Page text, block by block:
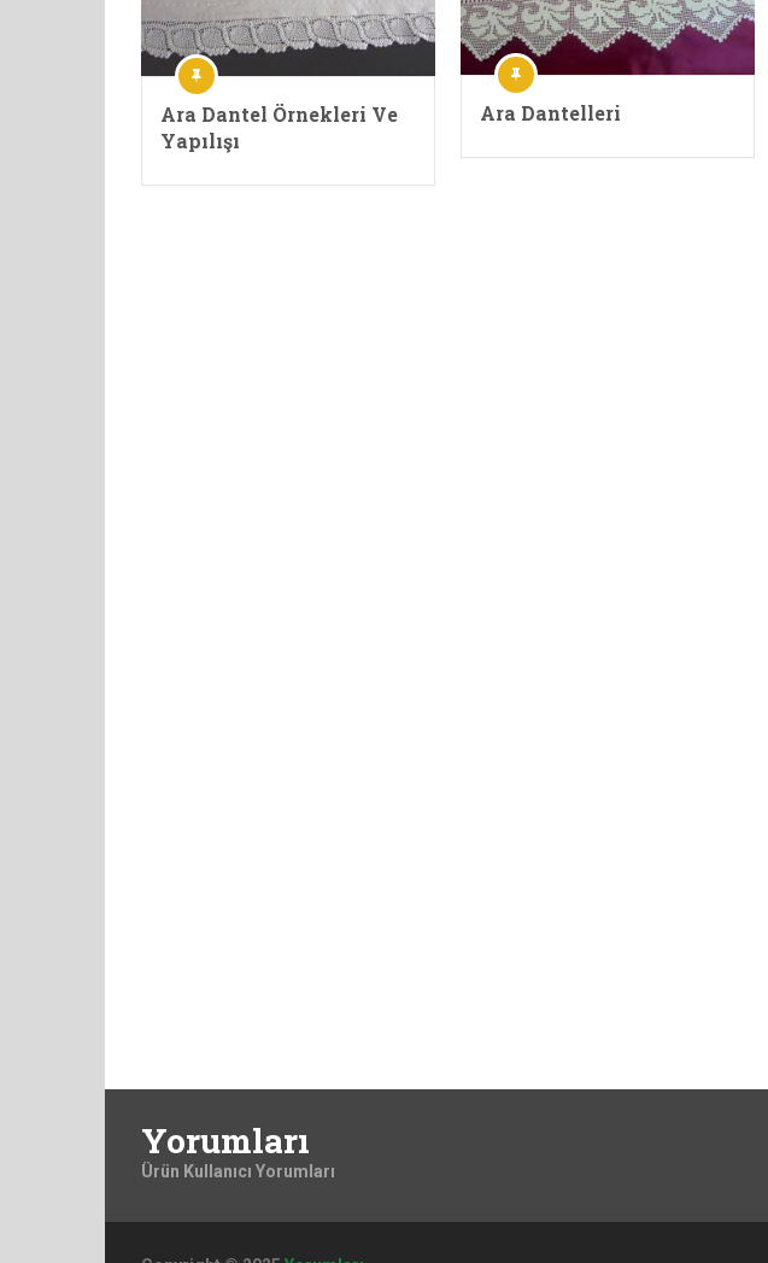
Ara Dantel Örnekleri Ve
Yapılışı
Ara Dantelleri
Yorumları
Ürün Kullanıcı Yorumları